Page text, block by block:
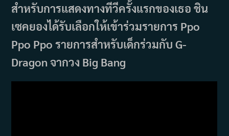
สำหรับการแสดงทางทีวีครั้งแรกของเธอ ชิน
เซคยองได้รับเลือกให้เข้าร่วมรายการ Ppo
Ppo Ppo รายการสำหรับเด็กร่วมกับ G-
Dragon จากวง Big Bang